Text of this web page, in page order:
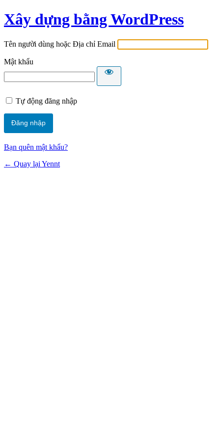
Xây dựng bằng WordPress
Tên người dùng hoặc Địa chỉ Email
Mật khẩu
Tự động đăng nhập
Bạn quên mật khẩu?
← Quay lại Yennt